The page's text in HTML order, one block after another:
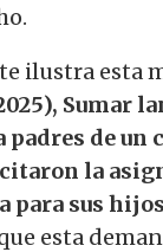
ilustra esta
Sumar
padres de un
la
para sus hijos
esta